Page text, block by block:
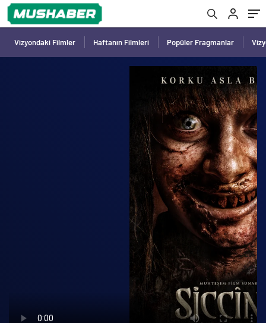
Vizyondaki Filmler Haftanın Filmleri Popüler Fragmanlar